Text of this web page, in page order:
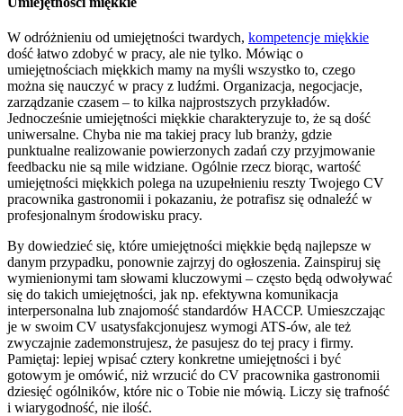
W odróżnieniu od umiejętności twardych, kompetencje miękkie
dość łatwo zdobyć w pracy, ale nie tylko. Mówiąc o
umiejętnościach miękkich mamy na myśli wszystko to, czego
można się nauczyć w pracy z ludźmi. Organizacja, negocjacje,
zarządzanie czasem – to kilka najprostszych przykładów.
Jednocześnie umiejętności miękkie charakteryzuje to, że są dość
uniwersalne. Chyba nie ma takiej pracy lub branży, gdzie
punktualne realizowanie powierzonych zadań czy przyjmowanie
feedbacku nie są mile widziane. Ogólnie rzecz biorąc, wartość
umiejętności miękkich polega na uzupełnieniu reszty Twojego CV
pracownika gastronomii i pokazaniu, że potrafisz się odnaleźć w
profesjonalnym środowisku pracy.
By dowiedzieć się, które umiejętności miękkie będą najlepsze w
danym przypadku, ponownie zajrzyj do ogłoszenia. Zainspiruj się
wymienionymi tam słowami kluczowymi – często będą odwoływać
się do takich umiejętności, jak np. efektywna komunikacja
interpersonalna lub znajomość standardów HACCP. Umieszczając
je w swoim CV usatysfakcjonujesz wymogi ATS-ów, ale też
zwyczajnie zademonstrujesz, że pasujesz do tej pracy i firmy.
Pamiętaj: lepiej wpisać cztery konkretne umiejętności i być
gotowym je omówić, niż wrzucić do CV pracownika gastronomii
dziesięć ogólników, które nic o Tobie nie mówią. Liczy się trafność
i wiarygodność, nie ilość.